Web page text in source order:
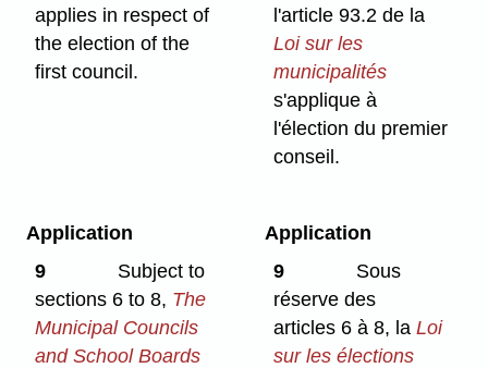
applies in respect of
the election of the
first council.
l'article 93.2 de la
Loi sur les
municipalités
s'applique à
l'élection du premier
conseil.
Application
9
Subject to
sections 6 to 8, The
Municipal Councils
and School Boards
Application
9
Sous
réserve des
articles 6 à 8, laLoi
sur les élections